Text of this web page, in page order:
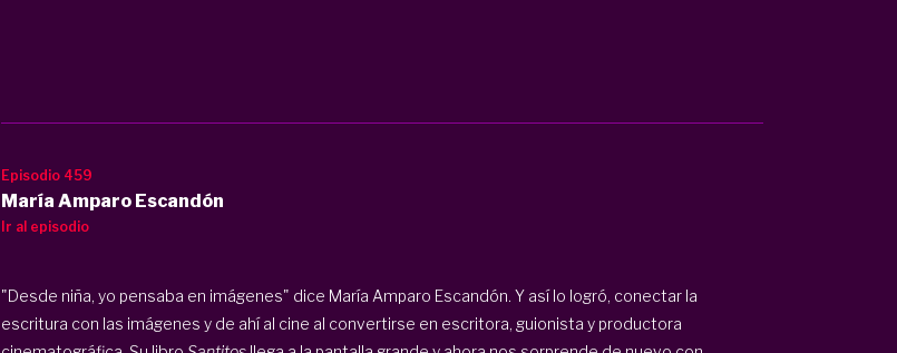
Episodio 459
María Amparo Escandón
Ir al episodio
"Desde niña, yo pensaba en imágenes" dice María Amparo Escandón. Y así lo logró, conectar la
escritura con las imágenes y de ahí al cine al convertirse en escritora, guionista y productora